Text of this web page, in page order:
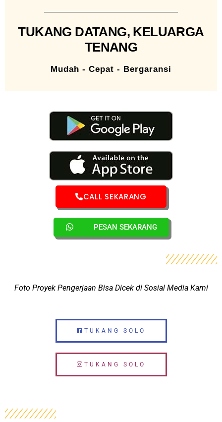
TUKANG DATANG, KELUARGA
TENANG
Mudah - Cepat - Bergaransi
CALL SEKARANG
PESAN SEKARANG
Foto Proyek Pengerjaan Bisa Dicek di Sosial Media Kami
TUKANG SOLO
TUKANG SOLO